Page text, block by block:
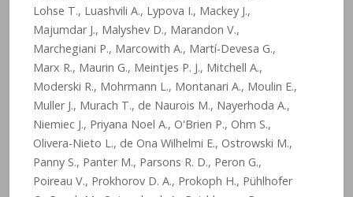
Lohse T., Luashvili A., Lypova I., Mackey J.,
Majumdar J., Malyshev D., Marandon V.,
Marchegiani P., Marcowith A., Martí-Devesa G.,
Marx R., Maurin G., Meintjes P. J., Mitchell A.,
Moderski R., Mohrmann L., Montanari A., Moulin E.,
Muller J., Murach T., de Naurois M., Nayerhoda A.,
Niemiec J., Priyana Noel A., O'Brien P., Ohm S.,
Olivera-Nieto L., de Ona Wilhelmi E., Ostrowski M.,
Panny S., Panter M., Parsons R. D., Peron G.,
Poireau V., Prokhorov D. A., Prokoph H., Pühlhofer